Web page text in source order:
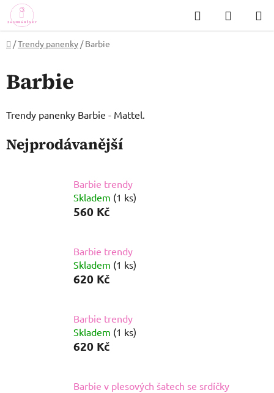
Přejít
na
obsah
Hledat
KOŠÍK
Domů
/Trendy panenky / Barbie
Barbie
Trendy panenky Barbie - Mattel.
Nejprodávanější
Barbie trendy
Skladem (1 ks)
560 Kč
Barbie trendy
Skladem (1 ks)
620 Kč
Barbie trendy
Skladem (1 ks)
620 Kč
Barbie v plesových šatech se srdíčky